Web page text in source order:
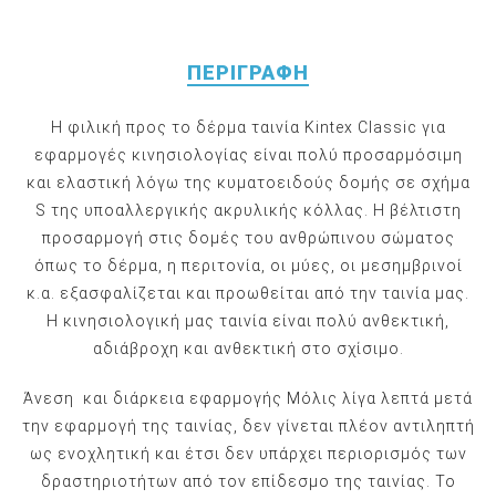
ΠΕΡΙΓΡΑΦΉ
Η φιλική προς το δέρμα ταινία Kintex Classic για
εφαρμογές κινησιολογίας είναι πολύ προσαρμόσιμη
και ελαστική λόγω της κυματοειδούς δομής σε σχήμα
S της υποαλλεργικής ακρυλικής κόλλας. Η βέλτιστη
προσαρμογή στις δομές του ανθρώπινου σώματος
όπως το δέρμα, η περιτονία, οι μύες, οι μεσημβρινοί
κ.α. εξασφαλίζεται και προωθείται από την ταινία μας.
Η κινησιολογική μας ταινία είναι πολύ ανθεκτική,
αδιάβροχη και ανθεκτική στο σχίσιμο.
Άνεση και διάρκεια εφαρμογής Μόλις λίγα λεπτά μετά
την εφαρμογή της ταινίας, δεν γίνεται πλέον αντιληπτή
ως ενοχλητική και έτσι δεν υπάρχει περιορισμός των
δραστηριοτήτων από τον επίδεσμο της ταινίας. Το